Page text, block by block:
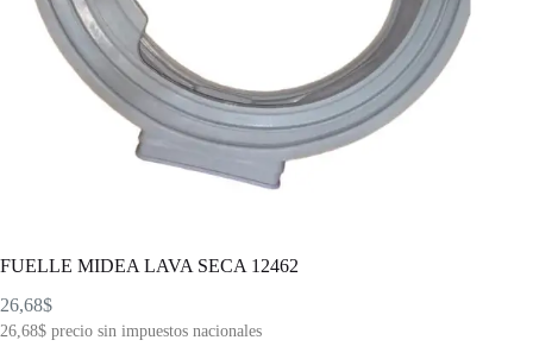
FUELLE MIDEA LAVA SECA 12462
26,68$
26,68$ precio sin impuestos nacionales